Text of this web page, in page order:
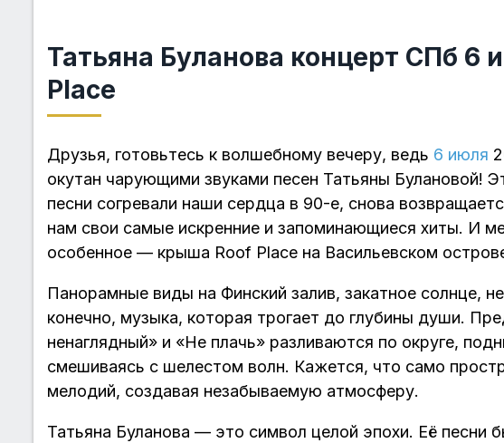
Татьяна Буланова концерт СПб 6
Place
Друзья, готовьтесь к волшебному вечеру, ведь 6 июля
окутан чарующими звуками песен Татьяны Булановой!
песни согревали наши сердца в 90-е, снова
нам свои самые искренние и запоминающиеся хиты. И
особенное — крыша Roof Place на Васильевском
Панорамные виды на Финский залив, закатное солнце,
конечно, музыка, которая трогает до глубины души.
ненаглядный» и «Не плачь» разливаются по округе,
смешиваясь с шелестом волн. Кажется, что само
мелодий, создавая незабываемую атмосферу.
Татьяна Буланова — это символ целой эпохи. Её песни